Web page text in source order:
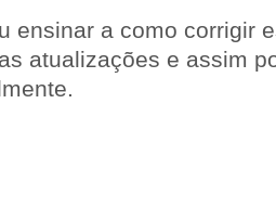
ensinar a como corrigir
atualizações e assim